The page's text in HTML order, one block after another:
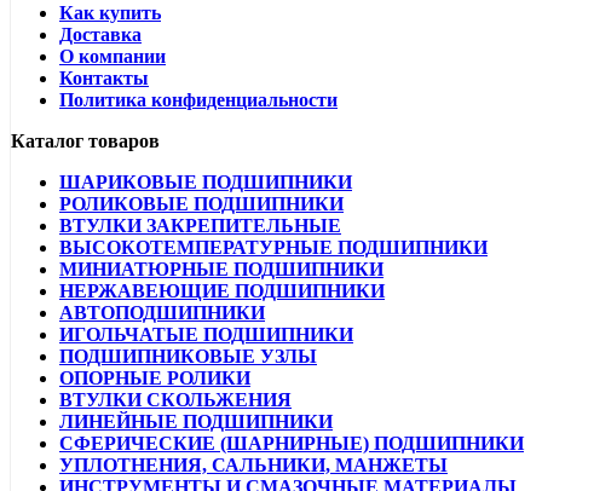
Как купить
Доставка
О компании
Контакты
Политика конфиденциальности
Каталог товаров
ШАРИКОВЫЕ ПОДШИПНИКИ
РОЛИКОВЫЕ ПОДШИПНИКИ
ВТУЛКИ ЗАКРЕПИТЕЛЬНЫЕ
ВЫСОКОТЕМПЕРАТУРНЫЕ ПОДШИПНИКИ
МИНИАТЮРНЫЕ ПОДШИПНИКИ
НЕРЖАВЕЮЩИЕ ПОДШИПНИКИ
АВТОПОДШИПНИКИ
ИГОЛЬЧАТЫЕ ПОДШИПНИКИ
ПОДШИПНИКОВЫЕ УЗЛЫ
ОПОРНЫЕ РОЛИКИ
ВТУЛКИ СКОЛЬЖЕНИЯ
ЛИНЕЙНЫЕ ПОДШИПНИКИ
СФЕРИЧЕСКИЕ (ШАРНИРНЫЕ) ПОДШИПНИКИ
УПЛОТНЕНИЯ, САЛЬНИКИ, МАНЖЕТЫ
ИНСТРУМЕНТЫ И СМАЗОЧНЫЕ МАТЕРИАЛЫ